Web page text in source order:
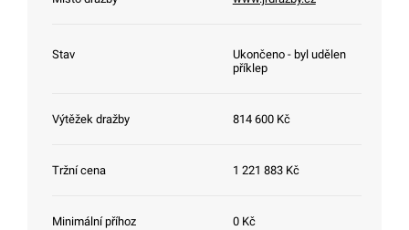
Stav
Ukončeno - byl udělen
příklep
Výtěžek dražby 814 600 Kč
Tržní cena 1 221 883 Kč
Minimální příhoz 0 Kč